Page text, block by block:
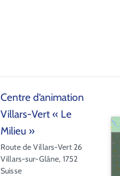
Centre d’animation
Villars-Vert « Le
Milieu »
Route de Villars-Vert 26
Villars-sur-Glâne, 1752
Suisse